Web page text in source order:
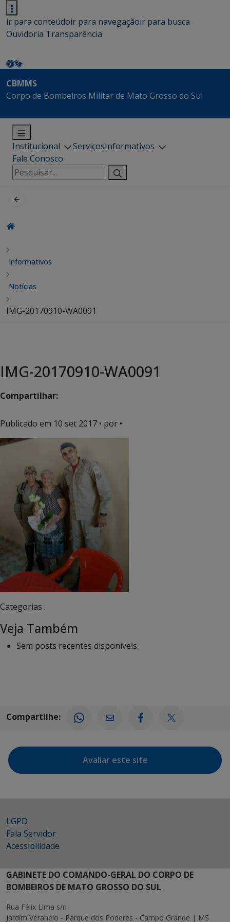
ir para conteúdoir para navegaçãoir para busca
Ouvidoria Transparência
CBMMS
Corpo de Bombeiros Militar de Mato Grosso do Sul
Institucional ServiçosInformativos
Fale Conosco
Pesquisar
por:
Informativos
Notícias
IMG-20170910-WA0091
IMG-20170910-WA0091
Compartilhar:
Publicado em 10 set 2017 • por •
Categorias :
Veja Também
Sem posts recentes disponíveis.
Compartilhe:
Avaliar este site
LGPD
Fala Servidor
Acessibilidade
GABINETE DO COMANDO-GERAL DO CORPO DE
BOMBEIROS DE MATO GROSSO DO SUL
Rua Félix Lima s/n
Jardim Veraneio - Parque dos Poderes - Campo Grande | MS